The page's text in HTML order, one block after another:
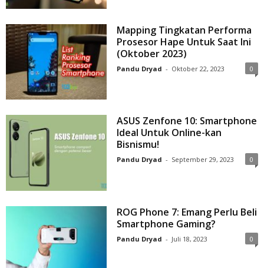
Mapping Tingkatan Performa
Prosesor Hape Untuk Saat Ini
(Oktober 2023)
Pandu Dryad - Oktober 22, 2023 0
ASUS Zenfone 10: Smartphone
Ideal Untuk Online-kan
Bisnismu!
Pandu Dryad - September 29, 2023 0
ROG Phone 7: Emang Perlu Beli
Smartphone Gaming?
Pandu Dryad - Juli 18, 2023 0